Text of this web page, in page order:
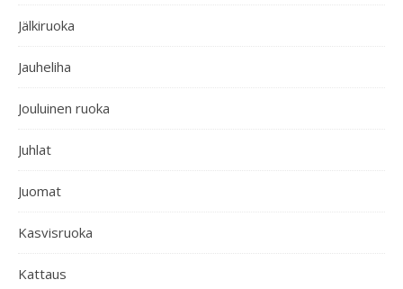
Jälkiruoka
Jauheliha
Jouluinen ruoka
Juhlat
Juomat
Kasvisruoka
Kattaus